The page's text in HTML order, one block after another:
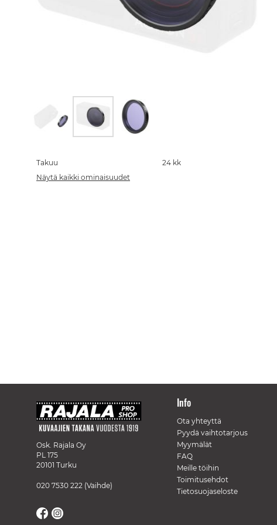
the
beginning
of
Takuu
24 kk
Näytä kaikki ominaisuudet
Osk. Rajala Oy
PL 175
20101 Turku
020 7530 222 (Vaihde)
Info
Ota yhteyttä
Pyydä vaihtotarjous
Myymälät
FAQ
Meille töihin
Toimitusehdot
Tietosuojaseloste